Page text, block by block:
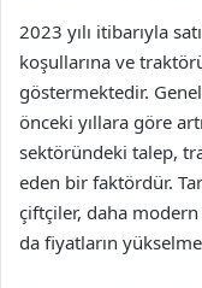
2023 yılı itibarıyla
koşullarına ve
göstermektedir.
önceki yıllara göre
sektöründeki talep,
eden bir faktördür.
çiftçiler, daha
da fiyatların